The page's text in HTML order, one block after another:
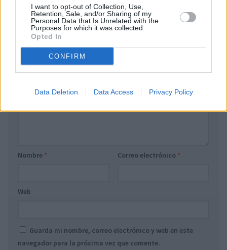
I want to opt-out of Collection, Use,
Retention, Sale, and/or Sharing of my
Personal Data that Is Unrelated with the
Purposes for which it was collected.
Opted In
CONFIRM
Data Deletion Data Access Privacy Policy
Sistema de Sonido Envolvente para Home Cinema, Barra
de Sonido con Subwoofer para TV, 340W…
DEJA UNA RESPUESTA
Nombre * Correo electrónico *
Web
Guarda mi nombre, correo electrónico y web en este
navegador para la próxima vez que comente.